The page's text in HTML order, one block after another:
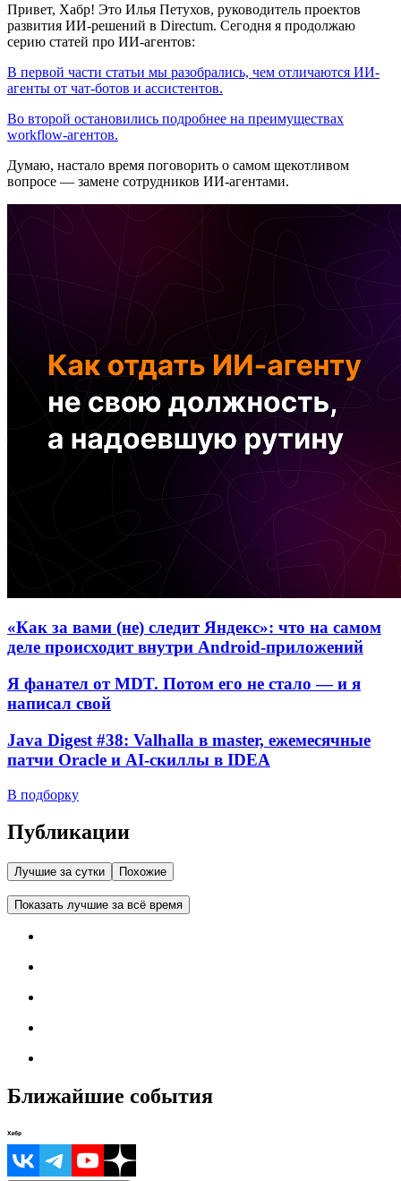
Привет, Хабр! Это Илья Петухов, руководитель проектов
развития ИИ-решений в Directum. Сегодня я продолжаю
серию статей про ИИ-агентов:
В первой части статьи мы разобрались, чем отличаются ИИ-
агенты от чат-ботов и ассистентов.
Во второй остановились подробнее на преимуществах
workflow-агентов.
Думаю, настало время поговорить о самом щекотливом
вопросе — замене сотрудников ИИ-агентами.
«Как за вами (не) следит Яндекс»: что на самом
деле происходит внутри Android-приложений
Я фанател от MDT. Потом его не стало — и я
написал свой
Java Digest #38: Valhalla в master, ежемесячные
патчи Oracle и AI-скиллы в IDEA
В подборку
Публикации
Лучшие за сутки Похожие
Показать лучшие за всё время
Ближайшие события